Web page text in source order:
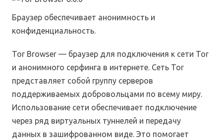
Браузер обеспечивает анонимность и
конфиденциальность.
Tor Browser — браузер для подключения к сети Tor
и анонимного серфинга в интернете. Сеть Tor
представляет собой группу серверов
поддерживаемых добровольцами по всему миру.
Использование сети обеспечивает подключение
через ряд виртуальных туннелей и передачу
данных в зашифрованном виде. Это помогает